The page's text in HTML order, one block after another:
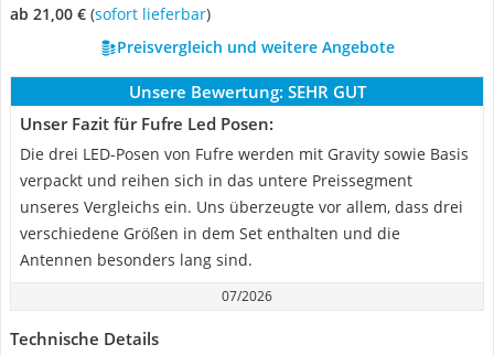
ab 21,00 € ( Sofort lieferbar)
Preisvergleich und weitere Angebote
Unsere Bewertung: SEHR GUT
Unser Fazit für Fufre Led Posen:
Die drei LED-Posen von Fufre werden mit Gravity sowie Basis
verpackt und reihen sich in das untere Preissegment
unseres Vergleichs ein. Uns überzeugte vor allem, dass drei
verschiedene Größen in dem Set enthalten und die
Antennen besonders lang sind.
07/2026
Technische Details